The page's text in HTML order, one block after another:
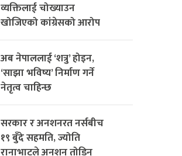
व्यक्तिलाई चोख्याउन
खोजिएको कांग्रेसको आरोप
अब नेपाललाई ‘शत्रु’ होइन,
‘साझा भविष्य’ निर्माण गर्ने
नेतृत्व चाहिन्छ
सरकार र अनशनरत नर्सबीच
१९ बुँदे सहमति, ज्योति
रानाभाटले अनशन तोडिन्